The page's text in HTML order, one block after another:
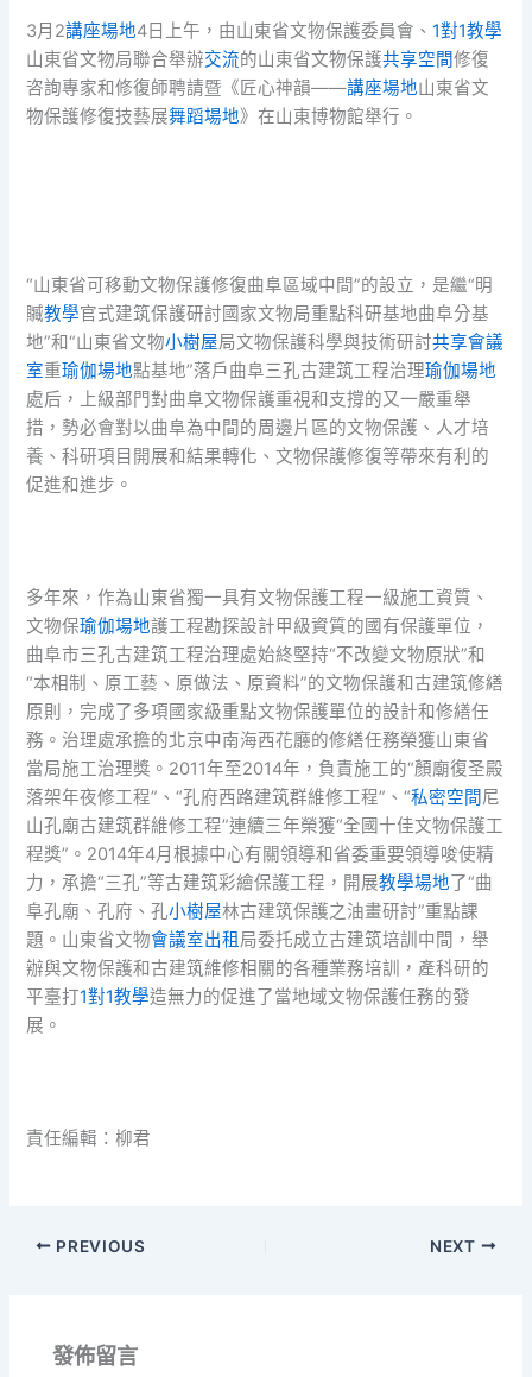
3月2講座場地4日上午，由山東省文物保護委員會、1對1教學
山東省文物局聯合舉辦交流的山東省文物保護共享空間修復
咨詢專家和修復師聘請暨《匠心神韻——講座場地山東省文
物保護修復技藝展舞蹈場地》在山東博物館舉行。
“山東省可移動文物保護修復曲阜區域中間”的設立，是繼“明
贓教學官式建筑保護研討國家文物局重點科研基地曲阜分基
地”和“山東省文物小樹屋局文物保護科學與技術研討共享會議
室重瑜伽場地點基地”落戶曲阜三孔古建筑工程治理瑜伽場地
處后，上級部門對曲阜文物保護重視和支撐的又一嚴重舉
措，勢必會對以曲阜為中間的周邊片區的文物保護、人才培
養、科研項目開展和結果轉化、文物保護修復等帶來有利的
促進和進步。
多年來，作為山東省獨一具有文物保護工程一級施工資質、
文物保瑜伽場地護工程勘探設計甲級資質的國有保護單位，
曲阜市三孔古建筑工程治理處始終堅持“不改變文物原狀”和
“本相制、原工藝、原做法、原資料”的文物保護和古建筑修繕
原則，完成了多項國家級重點文物保護單位的設計和修繕任
務。治理處承擔的北京中南海西花廳的修繕任務榮獲山東省
當局施工治理獎。2011年至2014年，負責施工的“顏廟復圣殿
落架年夜修工程”、“孔府西路建筑群維修工程”、“私密空間尼
山孔廟古建筑群維修工程”連續三年榮獲“全國十佳文物保護工
程獎”。2014年4月根據中心有關領導和省委重要領導唆使精
力，承擔“三孔”等古建筑彩繪保護工程，開展教學場地了“曲
阜孔廟、孔府、孔小樹屋林古建筑保護之油畫研討”重點課
題。山東省文物會議室出租 局委托成立古建筑培訓中間，舉
辦與文物保護和古建筑維修相關的各種業務培訓，產科研的
平臺打1對1教學造無力的促進了當地域文物保護任務的發
展。
責任編輯：柳君
PREVIOUS NEXT
發佈留言